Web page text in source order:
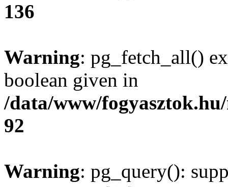
136
Warning: pg_fetch_all()
boolean given in
/data/www/
92
Warning: pg_query():